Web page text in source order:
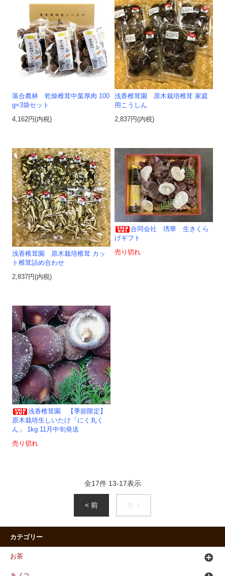
落合農林 乾燥椎茸中葉厚肉 100
g×3袋セット
4,162円(内税)
浅香椎茸園 原木栽培椎茸 家庭
用こうしん
2,837円(内税)
浅香椎茸園 原木栽培椎茸 カッ
ト椎茸詰め合わせ
2,837円(内税)
合同会社 琇華 生きくら
げギフト
売り切れ
浅香椎茸園 【季節限定】
原木栽培生しいたけ「にく丸く
ん」 1kg 11月中旬発送
売り切れ
全17件 13-17表示
< 前 次 >
カテゴリー
お茶